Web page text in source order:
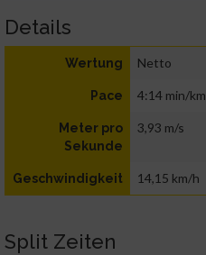
Details
Wertung Netto
Pace 4:14 min/km
Meter pro
Sekunde
3,93 m/s
Geschwindigkeit 14,15 km/h
Split Zeiten